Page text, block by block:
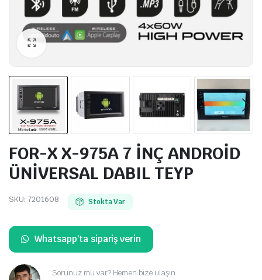
FOR-X X-975A 7 İNÇ ANDROİD
ÜNİVERSAL DABIL TEYP
SKU: 7201608 Stokta Var
Whatsapp'ta sipariş verin
Sorunuz mu var? Hemen bize ulaşın